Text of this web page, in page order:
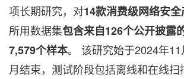
项长期研究，对14款消费级网络安
所用数据集包含来自126个公开披露
7,579个样本。 该研究始于2024年
月结束，测试阶段包括离线和在线